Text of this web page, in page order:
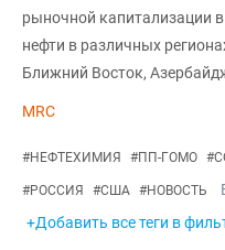
рыночной капитализации
нефти в различных
Ближний Восток,
MRC
#НЕФТЕХИМИЯ #ПП-ГОМО #
#РОССИЯ #США #НОВОСТЬ
+Добавить все теги в